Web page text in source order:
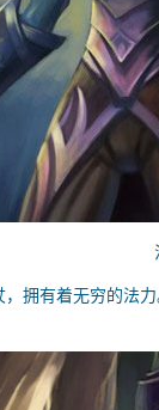
有着无穷的法力